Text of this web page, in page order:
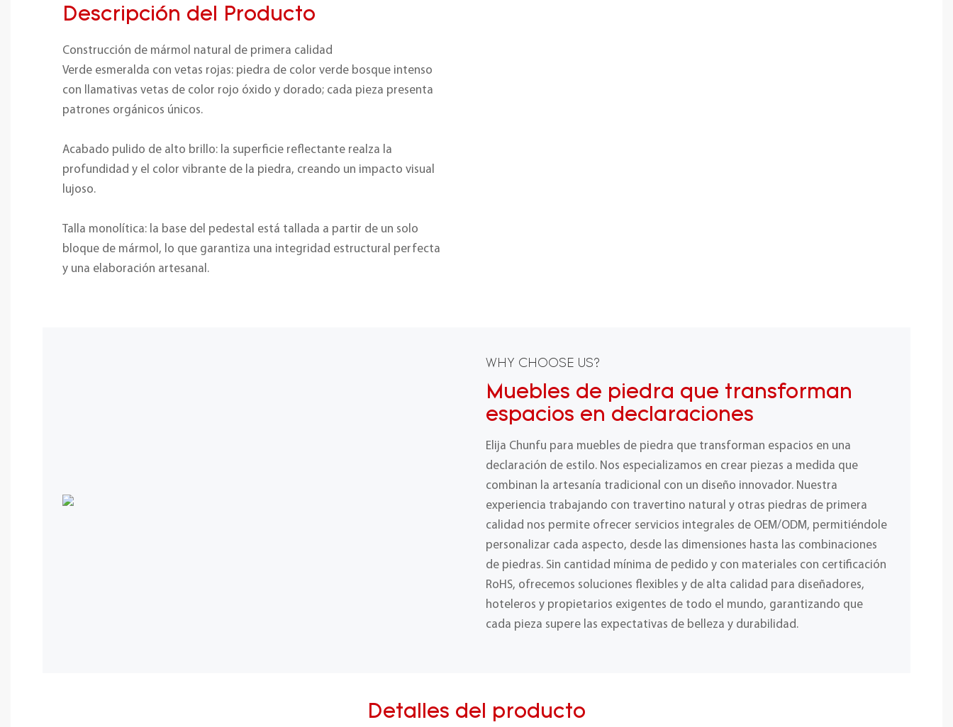
Descripción del Producto
Construcción de mármol natural de primera calidad
Verde esmeralda con vetas rojas: piedra de color verde bosque intenso
con llamativas vetas de color rojo óxido y dorado; cada pieza presenta
patrones orgánicos únicos.
Acabado pulido de alto brillo: la superficie reflectante realza la
profundidad y el color vibrante de la piedra, creando un impacto visual
lujoso.
Talla monolítica: la base del pedestal está tallada a partir de un solo
bloque de mármol, lo que garantiza una integridad estructural perfecta
y una elaboración artesanal.
WHY CHOOSE US?
Muebles de piedra que transforman
espacios en declaraciones
Elija Chunfu para muebles de piedra que transforman espacios en una
declaración de estilo. Nos especializamos en crear piezas a medida que
combinan la artesanía tradicional con un diseño innovador. Nuestra
experiencia trabajando con travertino natural y otras piedras de primera
calidad nos permite ofrecer servicios integrales de OEM/ODM, permitiéndole
personalizar cada aspecto, desde las dimensiones hasta las combinaciones
de piedras. Sin cantidad mínima de pedido y con materiales con certificación
RoHS, ofrecemos soluciones flexibles y de alta calidad para diseñadores,
hoteleros y propietarios exigentes de todo el mundo, garantizando que
cada pieza supere las expectativas de belleza y durabilidad.
Detalles del producto